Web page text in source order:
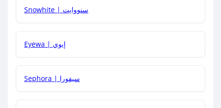
Snowhite | سنووايت
Eyewa | إيوي
Sephora | سيفورا